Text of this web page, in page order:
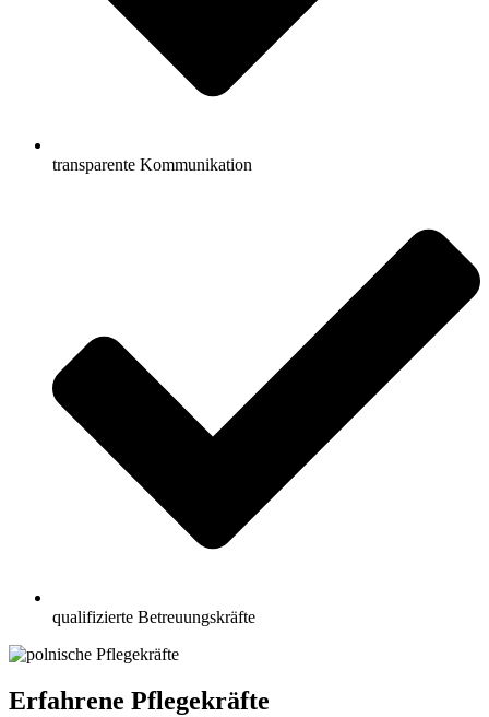
transparente Kommunikation
qualifizierte Betreuungskräfte
Erfahrene Pflegekräfte